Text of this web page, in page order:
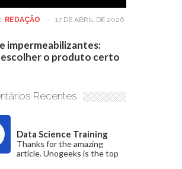
REDAÇÃO - 17 DE ABRIL DE 2026
impermeabilizantes:
o produto certo
Recentes
Data Science Training
Thanks for the amazing
article. Unogeeks is the top